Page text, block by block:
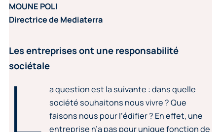
MOUNE POLI
Directrice de Mediaterra
Les entreprises ont une responsabilité
sociétale
L
a question est la suivante : dans quelle
société souhaitons nous vivre ? Que
faisons nous pour l’édifier ? En effet, une
entreprise n’a pas pour unique fonction de